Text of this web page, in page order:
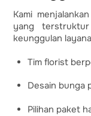
Kami
yang
keunggulan
Tim florist
Desain bunga
Pilihan paket